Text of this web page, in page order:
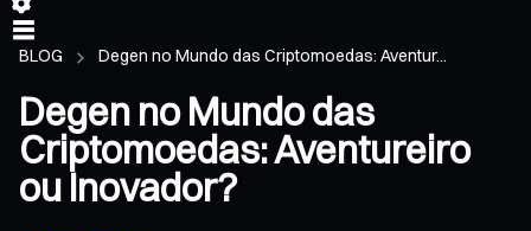
BLOG Degen no Mundo das Criptomoedas: Aventur...
Degen no Mundo das
Criptomoedas: Aventureiro
ou Inovador?